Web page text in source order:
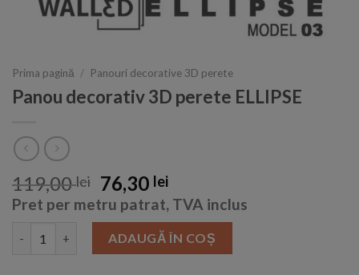
Prima pagină / Panouri decorative 3D perete
Panou decorativ 3D perete ELLIPSE
119,00lei 76,30 lei
Pret per metru patrat, TVA inclus
Cantitate Panou decorativ 3D perete ELLIPSE
ADAUGĂ ÎN COȘ